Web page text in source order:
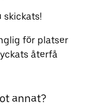
skickats!
för platser
återfå
annat?